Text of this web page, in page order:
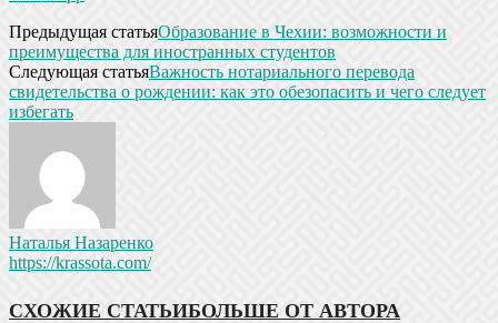
Предыдущая статьяОбразование в Чехии: возможности и
преимущества для иностранных студентов
Следующая статьяВажность нотариального перевода
свидетельства о рождении: как это обезопасить и чего следует
избегать
Наталья Назаренко
https://krassota.com/
СХОЖИЕ СТАТЬИБОЛЬШЕ ОТ АВТОРА